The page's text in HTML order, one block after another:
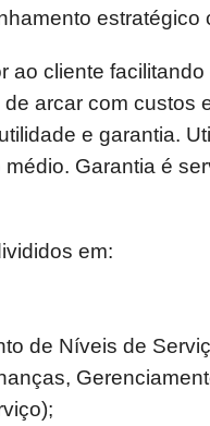
estratégico
ao cliente
arcar com custos
e garantia.
Garantia é
em:
de Níveis de